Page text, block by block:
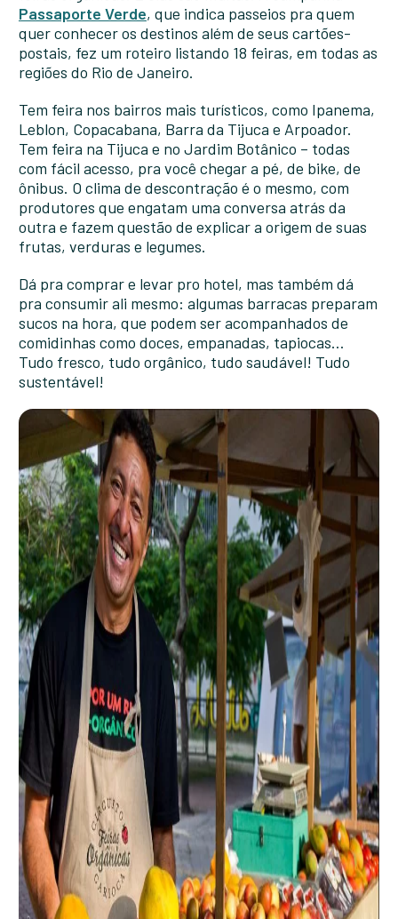
Passaporte Verde, que indica passeios pra quem
quer conhecer os destinos além de seus cartões-
postais, fez um roteiro listando 18 feiras, em todas as
regiões do Rio de Janeiro.
Tem feira nos bairros mais turísticos, como Ipanema,
Leblon, Copacabana, Barra da Tijuca e Arpoador.
Tem feira na Tijuca e no Jardim Botânico – todas
com fácil acesso, pra você chegar a pé, de bike, de
ônibus. O clima de descontração é o mesmo, com
produtores que engatam uma conversa atrás da
outra e fazem questão de explicar a origem de suas
frutas, verduras e legumes.
Dá pra comprar e levar pro hotel, mas também dá
pra consumir ali mesmo: algumas barracas preparam
sucos na hora, que podem ser acompanhados de
comidinhas como doces, empanadas, tapiocas…
Tudo fresco, tudo orgânico, tudo saudável! Tudo
sustentável!